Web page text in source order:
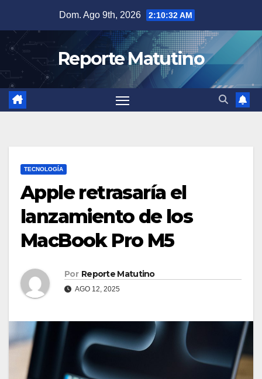
contenido
Dom. Ago 9th, 2026 2:10:33 AM
Reporte Matutino
TECNOLOGÍA
Apple retrasaría el
lanzamiento de los
MacBook Pro M5
Por Reporte Matutino
AGO 12, 2025